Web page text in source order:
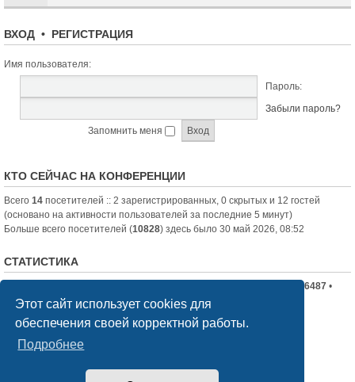
Этот сайт использует cookies для
обеспечения своей корректной работы.
Подробнее
ВХОД • РЕГИСТРАЦИЯ
Имя пользователя:
Пароль:
Забыли пароль?
Запомнить меня
КТО СЕЙЧАС НА КОНФЕРЕНЦИИ
Всего 14 посетителей :: 2 зарегистрированных, 0 скрытых и 12 гостей
(основано на активности пользователей за последние 5 минут)
Больше всего посетителей (10828) здесь было 30 май 2026, 08:52
СТАТИСТИКА
• Всего пользователей:6487 •
Новый пользователь: nord-jeka
Список форумов
phpBB® Forum Software © phpBB Limited